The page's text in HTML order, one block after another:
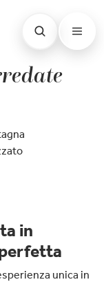
in
unica in